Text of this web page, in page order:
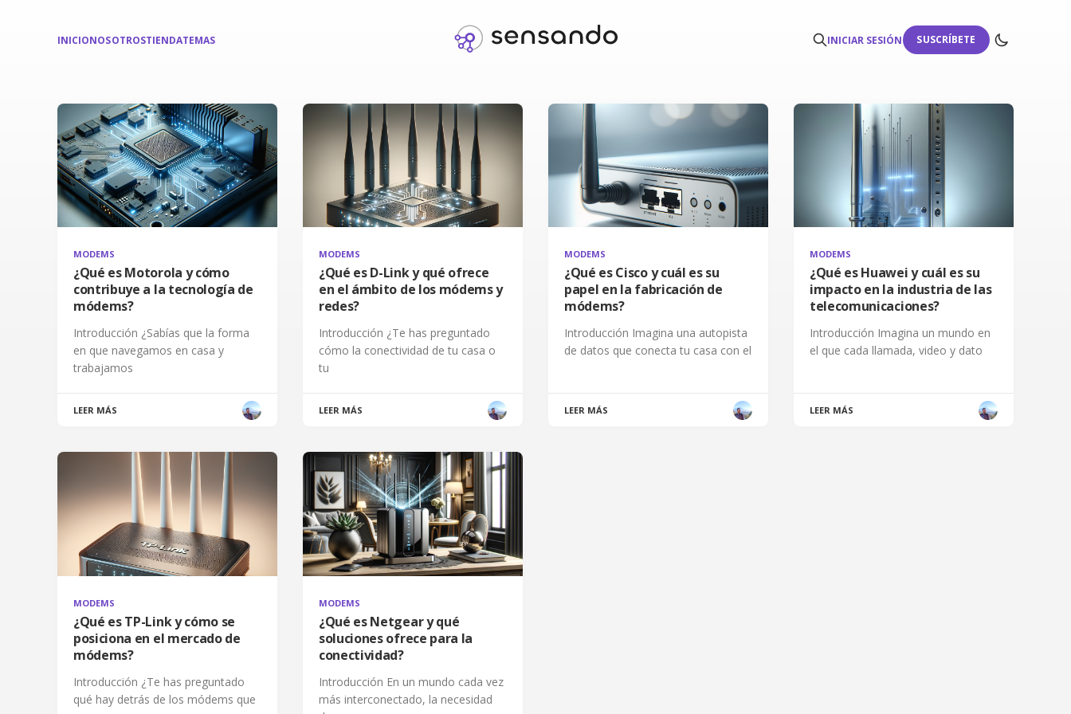
INICIONOSOTROSTIENDATEMAS INICIAR SESIÓN SUSCRÍBETE
MODEMS
¿Qué es Motorola y cómo
contribuye a la tecnología de
módems?
Introducción ¿Sabías que la forma
en que navegamos en casa y
trabajamos
LEER MÁS
MODEMS
¿Qué es D-Link y qué ofrece
en el ámbito de los módems y
redes?
Introducción ¿Te has preguntado
cómo la conectividad de tu casa o
tu
LEER MÁS
MODEMS
¿Qué es Cisco y cuál es su
papel en la fabricación de
módems?
Introducción Imagina una autopista
de datos que conecta tu casa con el
LEER MÁS
MODEMS
¿Qué es Huawei y cuál es su
impacto en la industria de las
telecomunicaciones?
Introducción Imagina un mundo en
el que cada llamada, video y dato
LEER MÁS
MODEMS
¿Qué es TP-Link y cómo se
posiciona en el mercado de
módems?
Introducción ¿Te has preguntado
qué hay detrás de los módems que
MODEMS
¿Qué es Netgear y qué
soluciones ofrece para la
conectividad?
Introducción En un mundo cada vez
más interconectado, la necesidad